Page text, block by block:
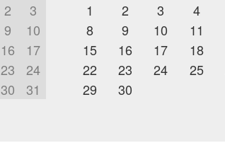
2
3
9
10
16
17
23
24
30 31
1 2 3 4
8
9 10 11
15
16 17 18
22
23 24 25
29
30